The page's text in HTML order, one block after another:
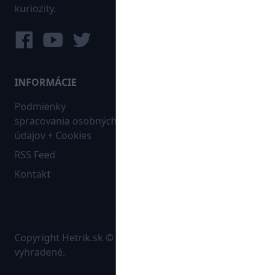
kuriozity.
INFORMÁCIE
Podmienky
spracovania osobných
údajov + Cookies
RSS Feed
Kontakt
Copyright Hetrik.sk © 2026 Autorské práva sú
vyhradené.